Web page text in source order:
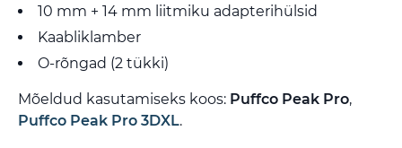
10 mm + 14 mm liitmiku adapterihülsid
Kaabliklamber
O-rõngad (2 tükki)
Mõeldud kasutamiseks koos: Puffco Peak Pro,
Puffco Peak Pro 3DXL.